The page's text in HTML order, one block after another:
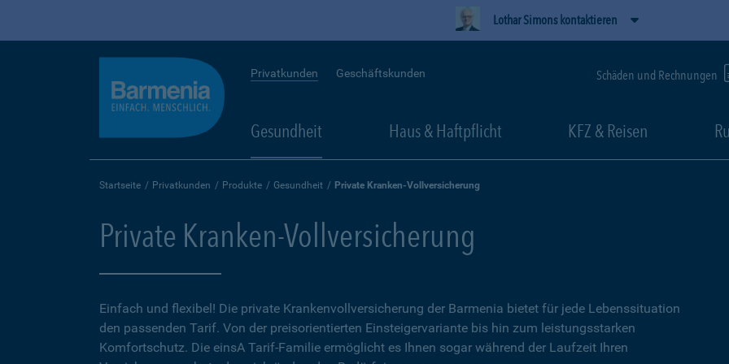
Lothar Simons kontaktieren
Privatkunden Geschäftskunden Schäden und Rechnungen
Gesundheit Haus & Haftpflicht KFZ & Reisen
Startseite Privatkunden Produkte Gesundheit Private Kranken-Vollversicherung
Private Kranken-Vollversicherung
Einfach und flexibel! Die private Krankenvollversicherung der Barmenia bietet für jede Lebenssituation
den passenden Tarif. Von der preisorientierten Einsteigervariante bis hin zum leistungsstarken
Komfortschutz. Die einsA Tarif-Familie ermöglicht es Ihnen sogar während der Laufzeit Ihren